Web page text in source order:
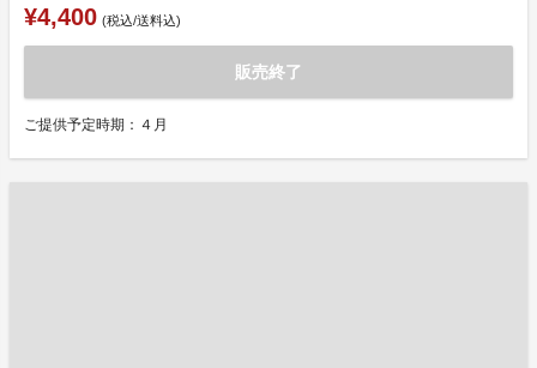
¥4,400 (税込/送料込)
販売終了
ご提供予定時期：４月